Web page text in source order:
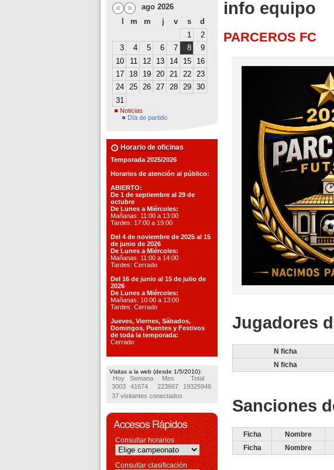
ago 2026
m m j v s
d
1
2
3
4 5 6 7 8
9
10
11 12 13 14 15
16
17
18 19 20 21 22 23
24 25 26 27 28 29 30
31
Noticias
Día de partido
Horario de oficinas
Temporada 2025/2026
Horarios de atención al público:
ABIERTO:
De 1 de septiembre al 29 de
octubre
De Lunes a Miércoles:
Mañanas: 11:00 a 13:00
Tardes: 17:00 a 19:00
Del 4 de noviembre de 2025 al 15
de junio de 2026
De Lunes a Miércoles:
Mañanas: 11:00 a 14:00
Tardes: Cerrado
Del 16 de junio al 15 de julio de
2026
De Lunes a Miércoles:
Mañanas: 10:00 a 13:00
Tardes: Cerrado
Jueves, Viernes, Sábados,
Domingos, Puentes y Festivos
de toda la temporada:
Cerrado
Visitas a la web (desde 1/5/2010):
Hoy Semana Mes
Total
3003
41674 223667
19325946
37 visitantes conectados
Consultar horarios
Consultar clasificación
info equipo
PARCEROS FC
Jugadores
N ficha
N ficha
Sanciones
Ficha Nombre
Ficha
Nombre